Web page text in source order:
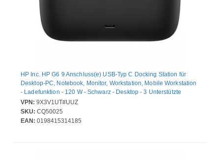
HP Inc. HP G6 9 Anschluss(e) USB-Typ C Docking Station für
Desktop-PC, Notebook, Monitor, Workstation, Mobile Workstation
- Ladefunktion - 120 W - Schwarz - Desktop - 3 Unterstützte
Displays - 4K, 4K @ 120Hz, 4K @ 60Hz - 3840 x 2160, 2560 x
1440, 1920 x 1080 - 5 x USB-Anschlüsse - 3 x USB Typ-A-
Anschlüsse - USB Typ-A - 2 x USB Typ-C-Anschlüsse - USB Typ C
VPN: 9X3V1UT#UUZ
SKU: CQ50025
EAN: 0198415314185